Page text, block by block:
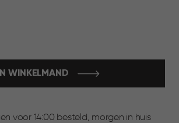
IN WINKELMAND
voor 14:00 besteld, morgen in huis